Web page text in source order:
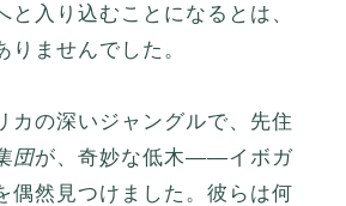
と入り込むことになるとは、
ませんでした。
カの深いジャングルで、先住
団が、奇妙な低木――イボガ
然見つけました。彼らは何